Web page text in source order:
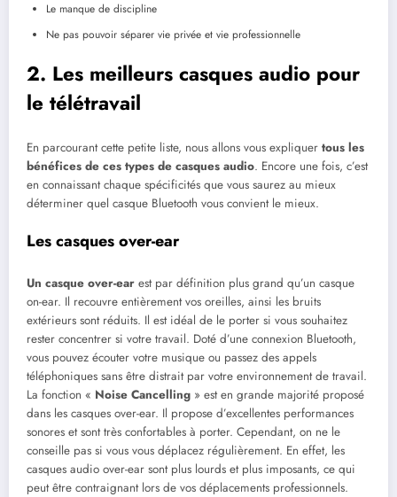
Le manque de discipline
Ne pas pouvoir séparer vie privée et vie professionnelle
2. Les meilleurs casques audio pour
le télétravail
En parcourant cette petite liste, nous allons vous expliquer tous les
bénéfices de ces types de casques audio. Encore une fois, c’est
en connaissant chaque spécificités que vous saurez au mieux
déterminer quel casque Bluetooth vous convient le mieux.
Les casques over-ear
Un casque over-ear est par définition plus grand qu’un casque
on-ear. Il recouvre entièrement vos oreilles, ainsi les bruits
extérieurs sont réduits. Il est idéal de le porter si vous souhaitez
rester concentrer si votre travail. Doté d’une connexion Bluetooth,
vous pouvez écouter votre musique ou passez des appels
téléphoniques sans être distrait par votre environnement de travail.
La fonction « Noise Cancelling » est en grande majorité proposé
dans les casques over-ear. Il propose d’excellentes performances
sonores et sont très confortables à porter. Cependant, on ne le
conseille pas si vous vous déplacez régulièrement. En effet, les
casques audio over-ear sont plus lourds et plus imposants, ce qui
peut être contraignant lors de vos déplacements professionnels.